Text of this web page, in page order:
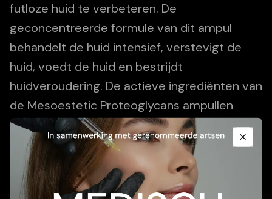
futloze huid te verbeteren. De
geconcentreerde formule van dit ampul
behandelt de huid intensief, verstevigt de
huid, voedt de huid en bestrijdt
huidveroudering. De actieve ingrediënten van
de Mesoestetic Proteoglycans ampullen
hebben een interactieve werking op de huid,
waardoor stevigheid, elasticiteit en voeding
van het huidweefsel bevorderd wordt.
Promotional Content